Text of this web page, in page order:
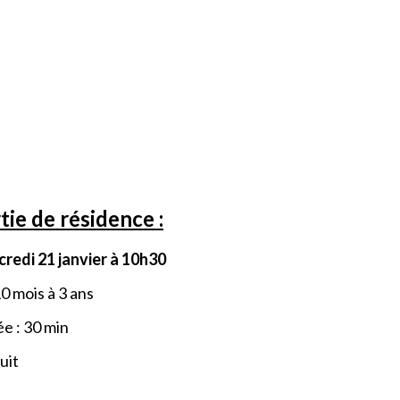
de résidence :
21 janvier à 10h30
mois à 3 ans
: 30 min